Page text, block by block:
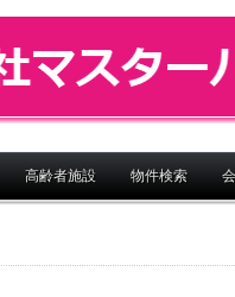
ジング
高齢者施設 物件検索